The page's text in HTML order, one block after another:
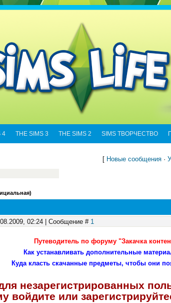
4 THE SIMS 3 THE SIMS 2 SIMS ТВОРЧЕСТВО
[ Новые сообщения ·
02:24 | Сообщение # 1
Путеводитель по форуму "Закачка
Как устанавливать дополнительные
Куда класть скачанные предметы, чтобы они
незарегистрированных
войдите или